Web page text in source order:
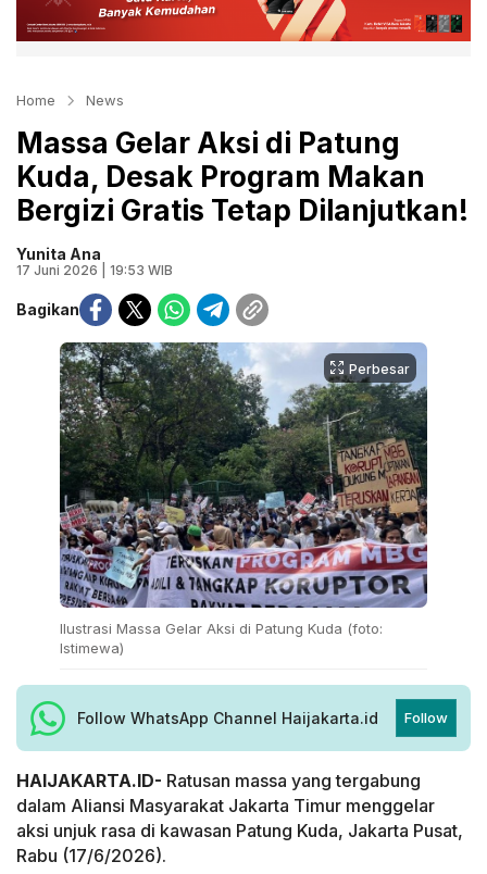
Home News
Massa Gelar Aksi di Patung
Kuda, Desak Program Makan
Bergizi Gratis Tetap Dilanjutkan!
Yunita Ana
17 Juni 2026 | 19:53 WIB
Bagikan
Perbesar
Ilustrasi Massa Gelar Aksi di Patung Kuda (foto:
Istimewa)
Follow WhatsApp Channel Haijakarta.id Follow
HAIJAKARTA.ID- Ratusan massa yang tergabung
dalam Aliansi Masyarakat Jakarta Timur menggelar
aksi unjuk rasa di kawasan Patung Kuda, Jakarta Pusat,
Rabu (17/6/2026).